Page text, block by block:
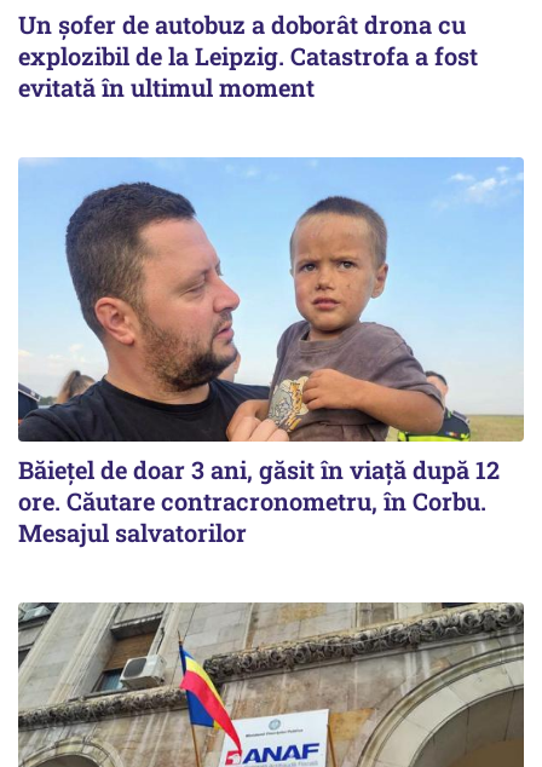
Un șofer de autobuz a doborât drona cu
explozibil de la Leipzig. Catastrofa a fost
evitată în ultimul moment
Băiețel de doar 3 ani, găsit în viață după 12
ore. Căutare contracronometru, în Corbu.
Mesajul salvatorilor